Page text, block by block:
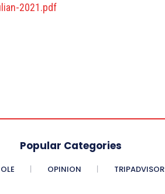
2021.pdf
Popular Categories
OPINION TRIPADVISOR